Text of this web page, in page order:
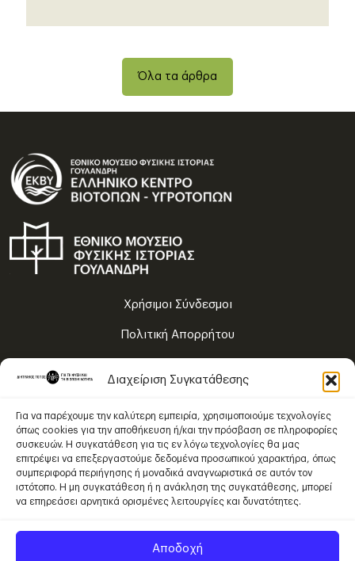
Διαχείριση Συγκατάθεσης
Για να παρέχουμε την καλύτερη εμπειρία, χρησιμοποιούμε τεχνολογίες
όπως cookies για την αποθήκευση ή/και την πρόσβαση σε πληροφορίες
συσκευών. Η συγκατάθεση για τις εν λόγω τεχνολογίες θα μας
επιτρέψει να επεξεργαστούμε δεδομένα προσωπικού χαρακτήρα, όπως
συμπεριφορά περιήγησης ή μοναδικά αναγνωριστικά σε αυτόν τον
ιστότοπο. Η μη συγκατάθεση ή η ανάκληση της συγκατάθεσης, μπορεί
να επηρεάσει αρνητικά ορισμένες λειτουργίες και δυνατότητες.
Αποδοχή
Όλα τα άρθρα
Χρήσιμοι Σύνδεσμοι
Πολιτική Απορρήτου
Το περιεχόμενο χορηγείται με Άδεια Χρήσης
Creative Commons Αναφορά Δημιουργού – Μη Εμπορική Χρήση –
Παρόμοια Διανομή 4.0 Διεθνές.